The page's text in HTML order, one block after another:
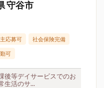
守谷市
応募可 社会保険完備
可
後等デイサービスでのお
生活のサ...